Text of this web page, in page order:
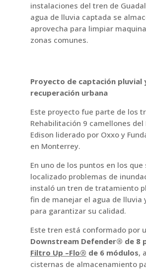
instalaciones del tren de
agua de lluvia captada se
aprovecha para limpiar
zonas comunes.
Proyecto de captación pluvial
recuperación urbana
Este proyecto fue parte de los
Rehabilitación 9 camellones del
Edison liderado por Oxxo y
en Monterrey.
En uno de los puntos en los que
localizado problemas de
instaló un tren de tratamiento
fin de manejar el agua de lluvia
para garantizar su calidad.
Este tren está conformado por
Downstream Defender® de 8
Filtro Up –Flo® de 6 módulos,
cisternas de almacenamiento